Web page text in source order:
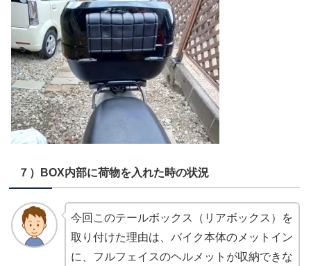
７）BOX内部に荷物を入れた時の状況
今回このテールボックス（リアボックス）を
取り付けた理由は、バイク本体のメットイン
に、フルフェイスのヘルメットが収納できな